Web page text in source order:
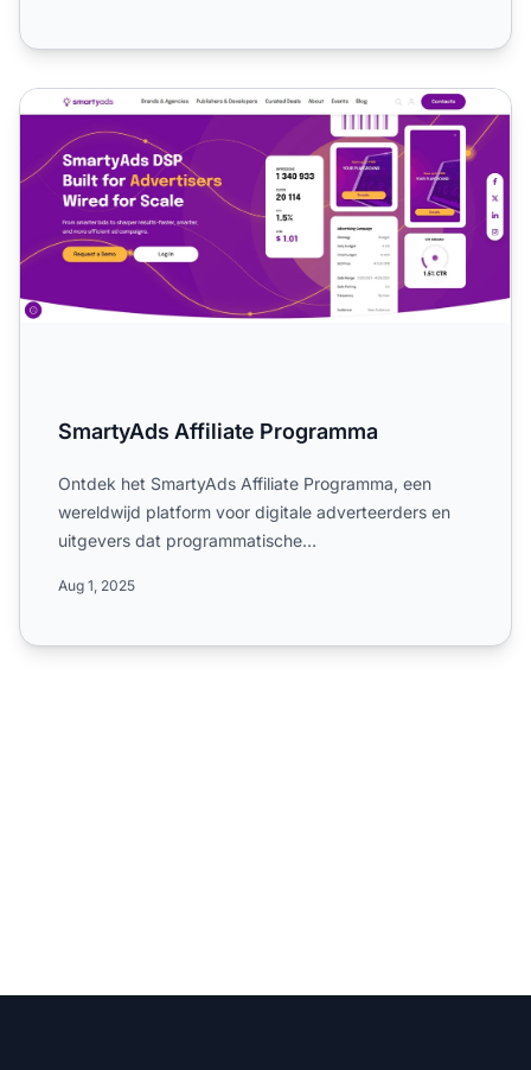
SmartyAds Affiliate Programma
SmartyAds Affiliate Programma
Ontdek het SmartyAds Affiliate Programma, een
wereldwijd platform voor digitale adverteerders en
uitgevers dat programmatische
Aug 1, 2025